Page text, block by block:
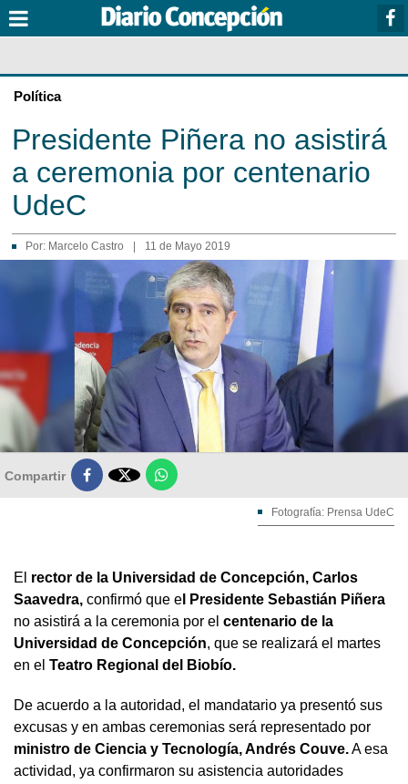
Política
Presidente Piñera no asistirá
a ceremonia por centenario
UdeC
Por: Marcelo Castro 11 de Mayo 2019
Compartir 
Fotografía: Prensa UdeC
El rector de la Universidad de Concepción, Carlos
Saavedra, confirmó que e l Presidente Sebastián Piñera
no asistirá a la ceremonia por el centenario de la
Universidad de Concepción, que se realizará el martes
en el Teatro Regional del Biobío.
De acuerdo a la autoridad, el mandatario ya presentó sus
excusas y en ambas ceremonias será representado por
ministro de Ciencia y Tecnología, Andrés Couve.A esa
actividad, ya confirmaron su asistencia autoridades